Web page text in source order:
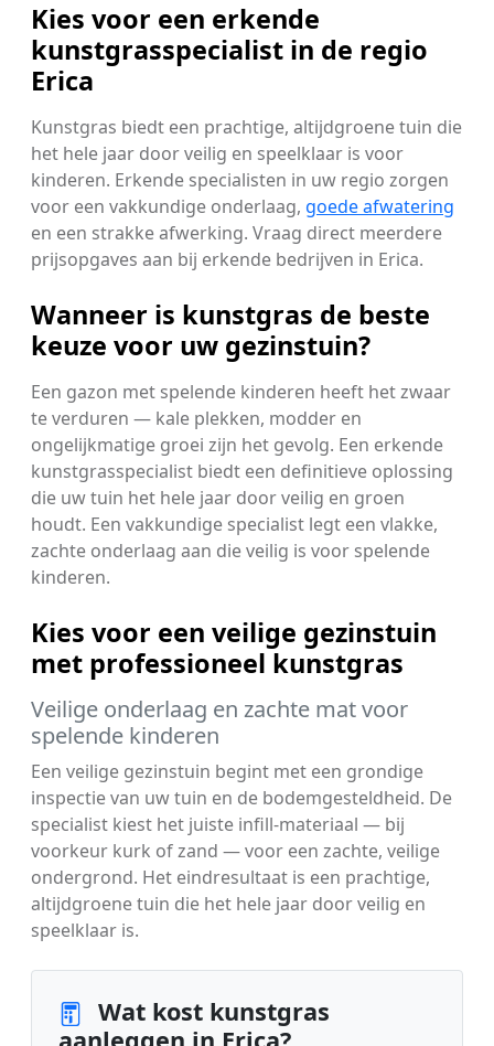
Kies voor een erkende
kunstgrasspecialist in de regio
Erica
Kunstgras biedt een prachtige, altijdgroene tuin die
het hele jaar door veilig en speelklaar is voor
kinderen. Erkende specialisten in uw regio zorgen
voor een vakkundige onderlaag, goede afwatering
en een strakke afwerking. Vraag direct meerdere
prijsopgaves aan bij erkende bedrijven in Erica.
Wanneer is kunstgras de beste
keuze voor uw gezinstuin?
Een gazon met spelende kinderen heeft het zwaar
te verduren — kale plekken, modder en
ongelijkmatige groei zijn het gevolg. Een erkende
kunstgrasspecialist biedt een definitieve oplossing
die uw tuin het hele jaar door veilig en groen
houdt. Een vakkundige specialist legt een vlakke,
zachte onderlaag aan die veilig is voor spelende
kinderen.
Kies voor een veilige gezinstuin
met professioneel kunstgras
Veilige onderlaag en zachte mat voor
spelende kinderen
Een veilige gezinstuin begint met een grondige
inspectie van uw tuin en de bodemgesteldheid. De
specialist kiest het juiste infill-materiaal — bij
voorkeur kurk of zand — voor een zachte, veilige
ondergrond. Het eindresultaat is een prachtige,
altijdgroene tuin die het hele jaar door veilig en
speelklaar is.
Wat kost kunstgras